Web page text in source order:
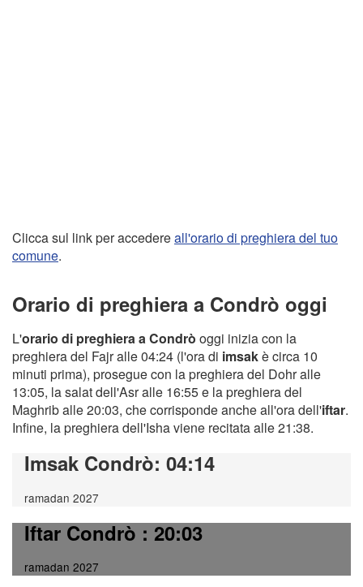
Clicca sul link per accedereall'orario di preghiera del tuo
comune.
Orario di preghiera a Condrò oggi
L'orario di preghiera a Condrò oggi inizia con la
preghiera del Fajr alle 04:24 (l'ora di imsakè circa 10
minuti prima), prosegue con la preghiera del Dohr alle
13:05, la salat dell'Asr alle 16:55 e la preghiera del
Maghrib alle 20:03, che corrisponde anche all'ora dell'iftar.
Infine, la preghiera dell'Isha viene recitata alle 21:38.
Imsak Condrò: 04:14
ramadan 2027
Iftar Condrò: 20:03
ramadan 2027